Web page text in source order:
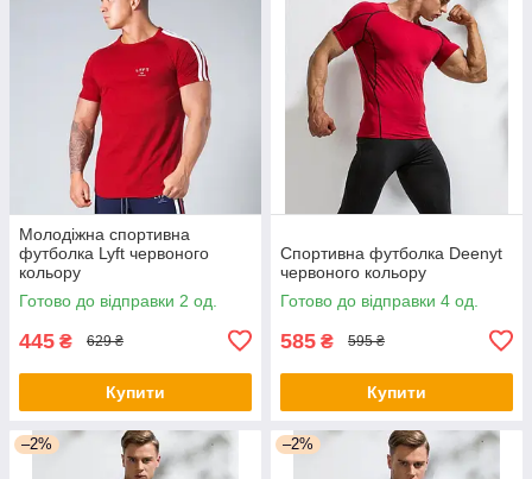
Молодіжна спортивна
футболка Lyft червоного
кольору
Готово до відправки 2 од.
445 ₴ 629 ₴
Купити
Спортивна футболка Deenyt
червоного кольору
Готово до відправки 4 од.
585 ₴ 595 ₴
Купити
–2% –2%